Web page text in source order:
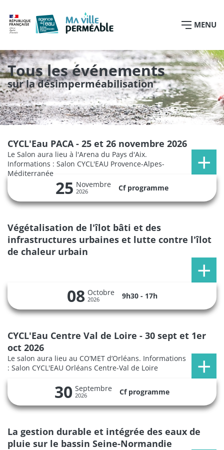
MENU
Tous les événements
sur la désimperméabilisation
CYCL'Eau PACA - 25 et 26 novembre 2026
Le Salon aura lieu à l'Arena du Pays d'Aix.
Informations : Salon CYCL'EAU Provence-Alpes-
Méditerranée
25 Novembre
2026 Cf programme
Végétalisation de l'îlot bâti et des
infrastructures urbaines et lutte contre l'îlot
de chaleur urbain
08 Octobre
2026 9h30 - 17h
CYCL'Eau Centre Val de Loire - 30 sept et 1er
oct 2026
Le salon aura lieu au CO’MET d’Orléans. Informations
: Salon CYCL'EAU Orléans Centre-Val de Loire
30 Septembre
2026 Cf programme
La gestion durable et intégrée des eaux de
pluie sur le bassin Seine-Normandie